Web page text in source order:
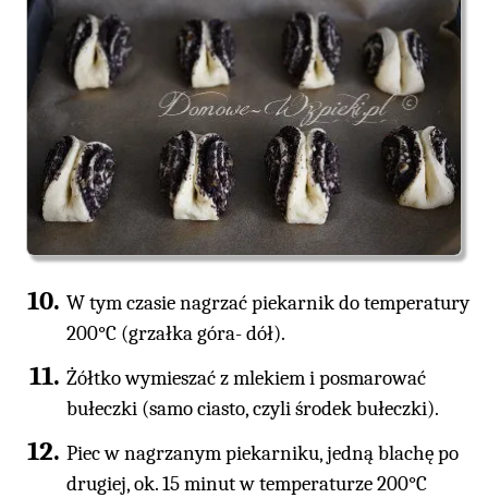
W tym czasie nagrzać piekarnik do temperatury
200°C (grzałka góra- dół).
Żółtko wymieszać z mlekiem i posmarować
bułeczki (samo ciasto, czyli środek bułeczki).
Piec w nagrzanym piekarniku, jedną blachę po
drugiej, ok. 15 minut w temperaturze 200°C